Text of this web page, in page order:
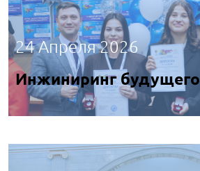
24 Апреля 2026
Инжиниринг будущего